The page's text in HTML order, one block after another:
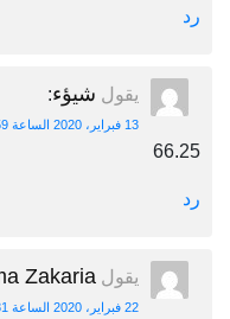
رد
يقول شيؤء:
13 فبراير، 2020 الساعة 3:59 م
66.25
رد
يقول Zakaria
22 فبراير، 2020 الساعة 1:31 ص